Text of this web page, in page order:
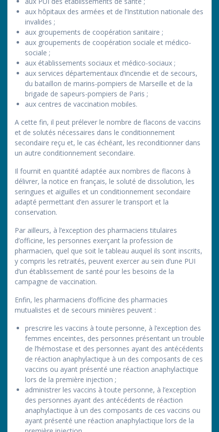
aux hôpitaux des armées et de l’Institution nationale des
invalides ;
aux groupements de coopération sanitaire ;
aux groupements de coopération sociale et médico-
sociale ;
aux établissements sociaux et médico-sociaux ;
aux services départementaux d’incendie et de secours,
du bataillon de marins-pompiers de Marseille et de la
brigade de sapeurs-pompiers de Paris ;
aux centres de vaccination mobiles.
A cette fin, il peut prélever le nombre de flacons de vaccins
et de solutés nécessaires dans le conditionnement
secondaire reçu et, le cas échéant, les reconditionner dans
un autre conditionnement secondaire.
Il fournit en quantité adaptée aux nombres de flacons à
délivrer, la notice en français, le soluté de dissolution, les
seringues et aiguilles et un conditionnement secondaire
adapté permettant d’en assurer le transport et la
conservation.
Par ailleurs, à l’exception des pharmaciens titulaires
d’officine, les personnes exerçant la profession de
pharmacien, quel que soit le tableau auquel ils sont inscrits,
y compris les retraités, peuvent exercer au sein d’une PUI
d’un établissement de santé pour les besoins de la
campagne de vaccination.
Enfin, les pharmaciens d’officine des pharmacies
mutualistes et de secours minières peuvent :
prescrire les vaccins à toute personne, à l’exception des
femmes enceintes, des personnes présentant un trouble
de l’hémostase et des personnes ayant des antécédents
de réaction anaphylactique à un des composants de ces
vaccins ou ayant présenté une réaction anaphylactique
lors de la première injection ;
administrer les vaccins à toute personne, à l’exception
des personnes ayant des antécédents de réaction
anaphylactique à un des composants de ces vaccins ou
ayant présenté une réaction anaphylactique lors de la